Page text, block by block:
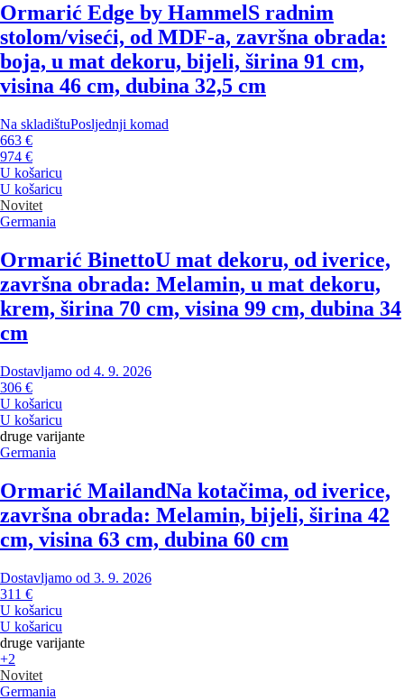
Ormarić Edge by Hammel S radnim
stolom/viseći, od MDF-a, završna obrada:
boja, u mat dekoru, bijeli, širina 91 cm,
visina 46 cm, dubina 32,5 cm
Na skladištuPosljednji komad
663 €
974 €
U košaricu
U košaricu
Novitet
Germania
Ormarić BinettoU mat dekoru, od iverice,
završna obrada: Melamin, u mat dekoru,
krem, širina 70 cm, visina 99 cm, dubina 34
cm
Dostavljamo od 4. 9. 2026
306 €
U košaricu
U košaricu
druge varijante
Germania
Ormarić MailandNa kotačima, od iverice,
završna obrada: Melamin, bijeli, širina 42
cm, visina 63 cm, dubina 60 cm
Dostavljamo od 3. 9. 2026
311 €
U košaricu
U košaricu
druge varijante
+2
Novitet
Germania